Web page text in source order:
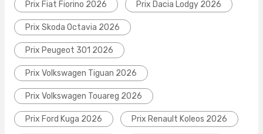
Prix Fiat Fiorino 2026 Prix Dacia Lodgy 2026
Prix Skoda Octavia 2026
Prix Peugeot 301 2026
Prix Volkswagen Tiguan 2026
Prix Volkswagen Touareg 2026
Prix Ford Kuga 2026 Prix Renault Koleos 2026